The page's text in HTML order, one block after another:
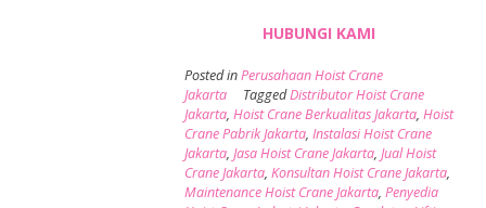
HUBUNGI KAMI
Posted inPerusahaan Hoist Crane
Jakarta
TaggedDistributor Hoist Crane
Jakarta, Hoist Crane Berkualitas Jakarta, Hoist
Crane Pabrik Jakarta, Instalasi Hoist Crane
Jakarta, Jasa Hoist Crane Jakarta, Jual Hoist
Crane Jakarta, Konsultan Hoist Crane Jakarta,
Maintenance Hoist Crane Jakarta, Penyedia